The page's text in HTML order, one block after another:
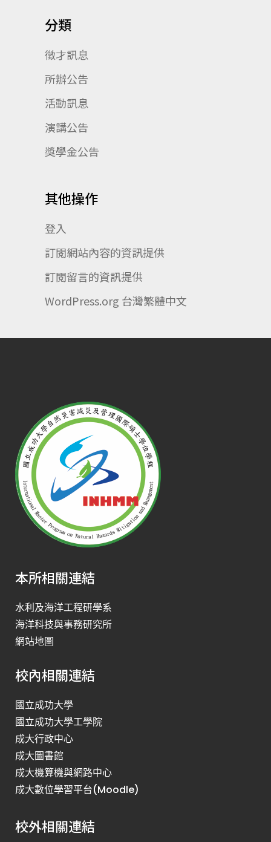
分類
徵才訊息
所辦公告
活動訊息
演講公告
獎學金公告
其他操作
登入
訂閱網站內容的資訊提供
訂閱留言的資訊提供
WordPress.org 台灣繁體中文
本所相關連結
水利及海洋工程研學系
海洋科技與事務研究所
網站地圖
校內相關連結
國立成功大學
國立成功大學工學院
成大行政中心
成大圖書館
成大機算機與網路中心
成大數位學習平台(Moodle)
校外相關連結